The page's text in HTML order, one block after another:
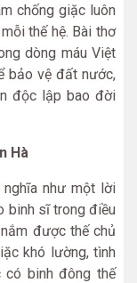
chống giặc luôn
thế hệ. Bài thơ
dòng máu Việt
bảo vệ đất nước,
độc lập bao đời
Hà
như một lời
binh sĩ trong điều
được thế chủ
khó lường, tình
có binh đông thế